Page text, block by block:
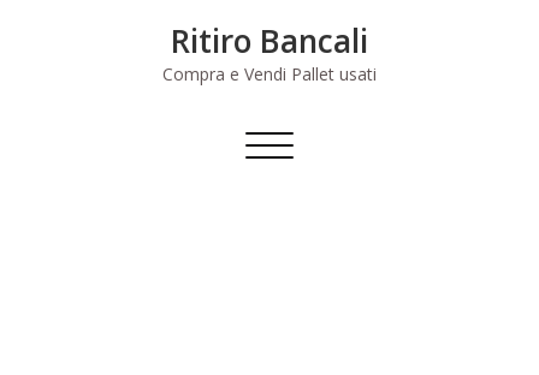
Ritiro Bancali
Compra e Vendi Pallet usati
Commuta